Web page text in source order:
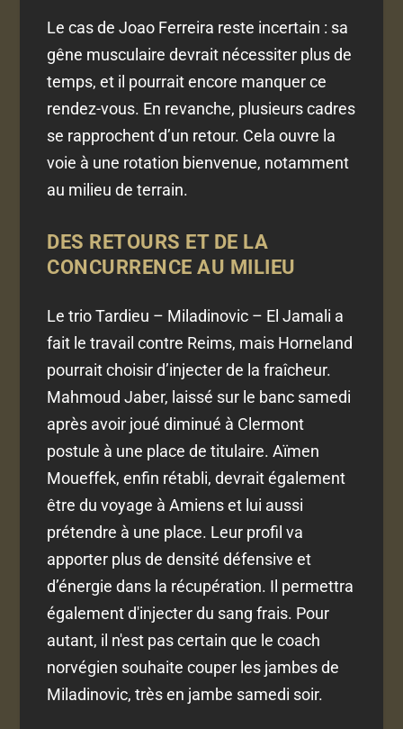
Le cas de Joao Ferreira reste incertain : sa
gêne musculaire devrait nécessiter plus de
temps, et il pourrait encore manquer ce
rendez-vous. En revanche, plusieurs cadres
se rapprochent d’un retour. Cela ouvre la
voie à une rotation bienvenue, notamment
au milieu de terrain.
DES RETOURS ET DE LA
CONCURRENCE AU MILIEU
Le trio Tardieu – Miladinovic – El Jamali a
fait le travail contre Reims, mais Horneland
pourrait choisir d’injecter de la fraîcheur.
Mahmoud Jaber, laissé sur le banc samedi
après avoir joué diminué à Clermont
postule à une place de titulaire. Aïmen
Moueffek, enfin rétabli, devrait également
être du voyage à Amiens et lui aussi
prétendre à une place. Leur profil va
apporter plus de densité défensive et
d’énergie dans la récupération. Il permettra
également d'injecter du sang frais. Pour
autant, il n'est pas certain que le coach
norvégien souhaite couper les jambes de
Miladinovic, très en jambe samedi soir.